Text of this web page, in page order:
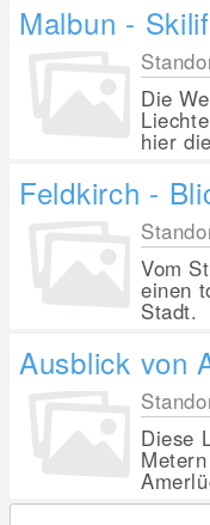
Malbun -
Die
hier
Feldkirch -
Vom
einen
Stadt.
Ausblick von
Diese